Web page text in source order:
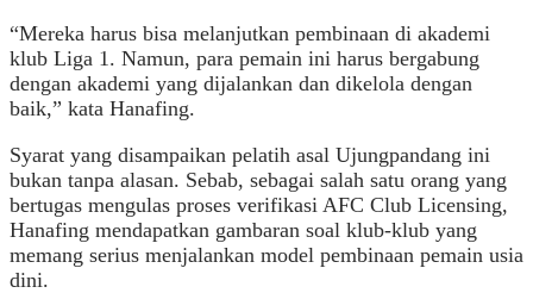
“Mereka harus bisa melanjutkan pembinaan di akademi
klub Liga 1. Namun, para pemain ini harus bergabung
dengan akademi yang dijalankan dan dikelola dengan
baik,” kata Hanafing.
Syarat yang disampaikan pelatih asal Ujungpandang ini
bukan tanpa alasan. Sebab, sebagai salah satu orang yang
bertugas mengulas proses verifikasi AFC Club Licensing,
Hanafing mendapatkan gambaran soal klub-klub yang
memang serius menjalankan model pembinaan pemain usia
dini.